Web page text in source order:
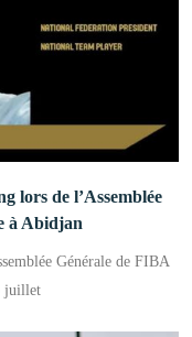
lors de l’Assemblée
à Abidjan
Générale de FIBA
juillet